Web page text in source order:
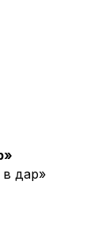
мяч»
дар»